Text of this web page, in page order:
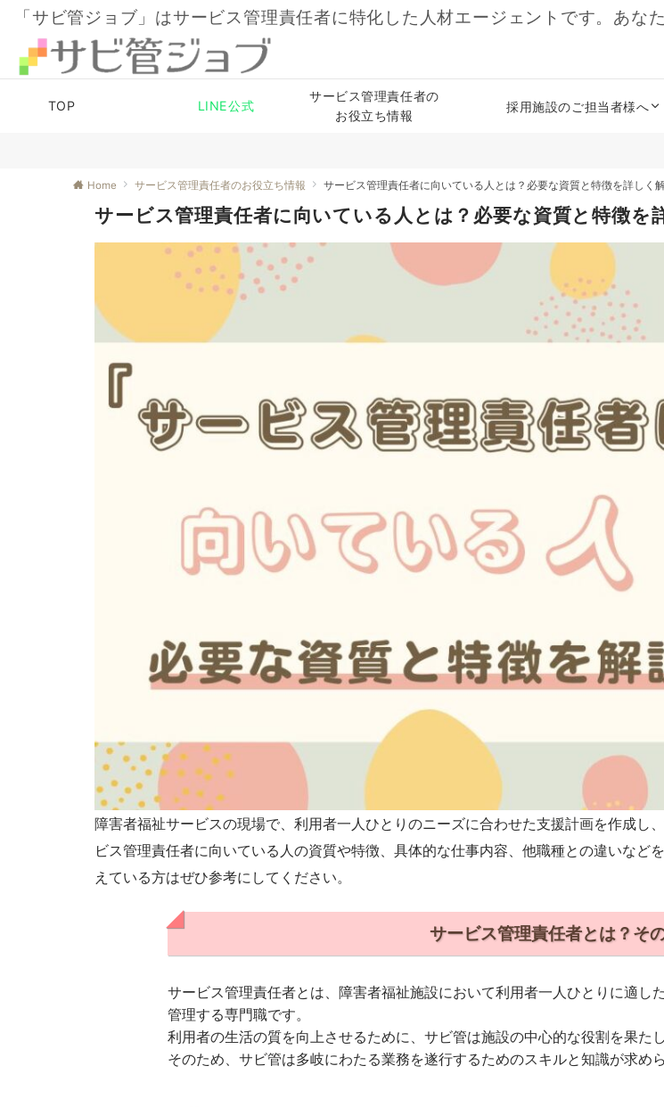
「サビ管ジョブ」はサービス管理責任者に特化した人材エージェントです。あな
TOP LINE公式
サービス管理責任者の
お役立ち情報
採用施設のご担当者様へ
Home サービス管理責任者のお役立ち情報 サービス管理責任者に向いている人とは？必要な資質と特徴を詳しく
サービス管理責任者に向いている人とは？必要な資質と特徴を
障害者福祉サービスの現場で、利用者一人ひとりのニーズに合わせた支援計画を作成し
ビス管理責任者に向いている人の資質や特徴、具体的な仕事内容、他職種との違いな
えている方はぜひ参考にしてください。
サービス管理責任者とは？そ
サービス管理責任者とは、障害者福祉施設において利用者一人ひとりに適し
管理する専門職です。
利用者の生活の質を向上させるために、サビ管は施設の中心的な役割を果たし
そのため、サビ管は多岐にわたる業務を遂行するためのスキルと知識が求めら